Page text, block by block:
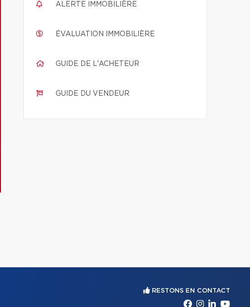
ALERTE IMMOBILIÈRE
ÉVALUATION IMMOBILIÈRE
GUIDE DE L'ACHETEUR
GUIDE DU VENDEUR
RESTONS EN CONTACT